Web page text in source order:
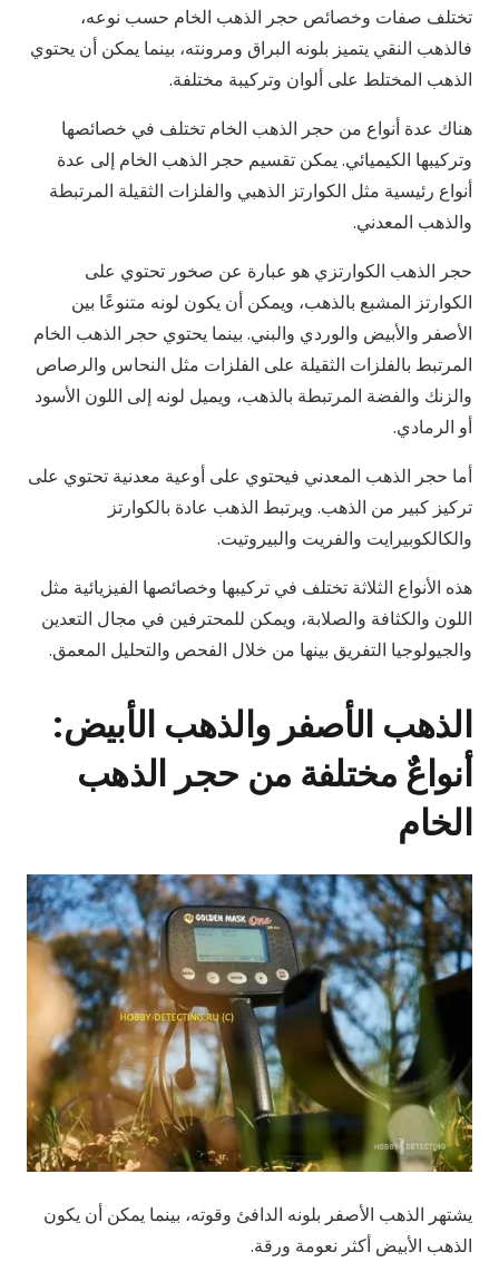
تختلف صفات وخصائص حجر الذهب الخام حسب نوعه،
فالذهب النقي يتميز بلونه البراق ومرونته، بينما يمكن أن يحتوي
الذهب المختلط على ألوان وتركيبة مختلفة.
هناك عدة أنواع من حجر الذهب الخام تختلف في خصائصها
وتركيبها الكيميائي. يمكن تقسيم حجر الذهب الخام إلى عدة
أنواع رئيسية مثل الكوارتز الذهبي والفلزات الثقيلة المرتبطة
والذهب المعدني.
حجر الذهب الكوارتزي هو عبارة عن صخور تحتوي على
الكوارتز المشبع بالذهب، ويمكن أن يكون لونه متنوعًا بين
الأصفر والأبيض والوردي والبني. بينما يحتوي حجر الذهب الخام
المرتبط بالفلزات الثقيلة على الفلزات مثل النحاس والرصاص
والزنك والفضة المرتبطة بالذهب، ويميل لونه إلى اللون الأسود
أو الرمادي.
أما حجر الذهب المعدني فيحتوي على أوعية معدنية تحتوي على
تركيز كبير من الذهب. ويرتبط الذهب عادة بالكوارتز
والكالكوبيرايت والفريت والبيروتيت.
هذه الأنواع الثلاثة تختلف في تركيبها وخصائصها الفيزيائية مثل
اللون والكثافة والصلابة، ويمكن للمحترفين في مجال التعدين
والجيولوجيا التفريق بينها من خلال الفحص والتحليل المعمق.
الذهب الأصفر والذهب الأبيض:
أنواعٌ مختلفة من حجر الذهب
الخام
يشتهر الذهب الأصفر بلونه الدافئ وقوته، بينما يمكن أن يكون
الذهب الأبيض أكثر نعومة ورقة.